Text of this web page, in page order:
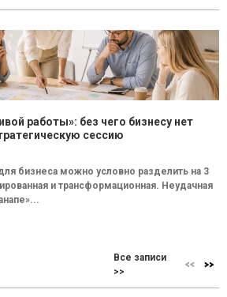
работы»: без чего бизнесу нет
сессию
бизнеса можно условно разделить на 3
и трансформационная. Неудачная
Все записи
>>